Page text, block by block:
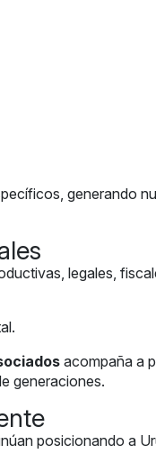
generando
legales,
acompaña a
generaciones.
posicionando a